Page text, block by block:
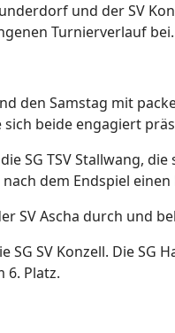
und der SV
Turnierverlauf bei.
den Samstag mit
beide engagiert
SG TSV Stallwang,
dem Endspiel
SV Ascha durch und
SG SV Konzell. Die
6. Platz.